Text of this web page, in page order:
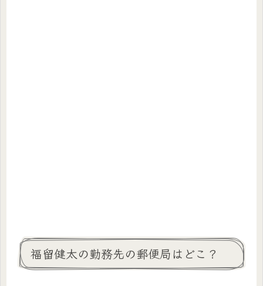
福留健太の勤務先の郵便局はどこ？